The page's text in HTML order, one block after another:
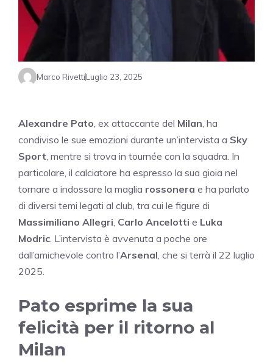
Marco RivettiLuglio 23, 2025
Alexandre Pato, ex attaccante del Milan, ha
condiviso le sue emozioni durante un’intervista a Sky
Sport, mentre si trova in tournée con la squadra. In
particolare, il calciatore ha espresso la sua gioia nel
tornare a indossare la maglia rossonera e ha parlato
di diversi temi legati al club, tra cui le figure di
Massimiliano Allegri, Carlo Ancelotti e Luka
Modric. L’intervista è avvenuta a poche ore
dall’amichevole contro l’Arsenal, che si terrà il 22 luglio
2025.
Pato esprime la sua
felicità per il ritorno al
Milan